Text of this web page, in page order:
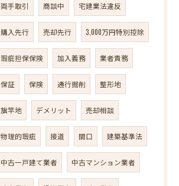
両手取引 商談中 宅建業法違反
購入先行 売却先行 3,000万円特別控除
瑕疵担保保険 加入義務 業者責務
保証 保険 通行掘削 整形地
旗竿地 デメリット 売却相談
物理的瑕疵 接道 間口 建築基準法
中古一戸建て業者 中古マンション業者